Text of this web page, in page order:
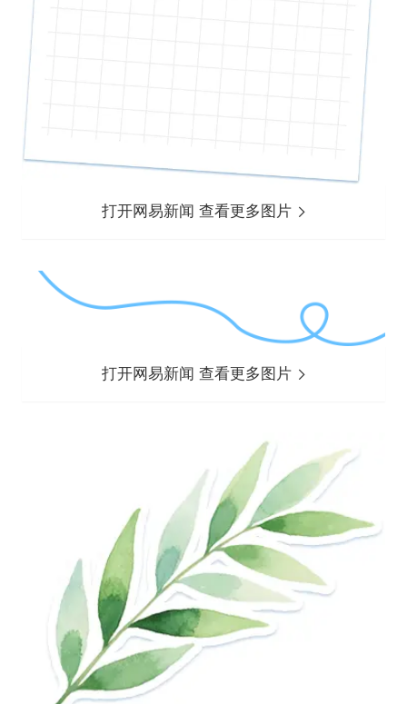
打开网易新闻 查看更多图片
打开网易新闻 查看更多图片